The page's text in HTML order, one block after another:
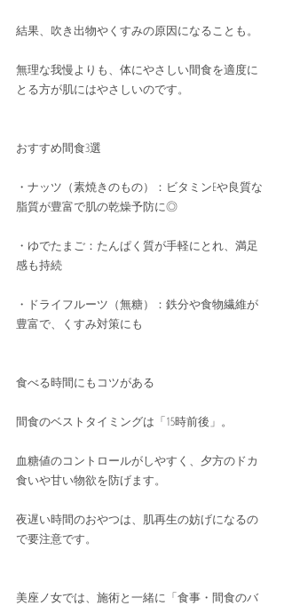
結果、吹き出物やくすみの原因になることも。
無理な我慢よりも、体にやさしい間食を適度に
とる方が肌にはやさしいのです。
おすすめ間食3選
・ナッツ（素焼きのもの）：ビタミンEや良質な
脂質が豊富で肌の乾燥予防に◎
・ゆでたまご：たんぱく質が手軽にとれ、満足
感も持続
・ドライフルーツ（無糖）：鉄分や食物繊維が
豊富で、くすみ対策にも
食べる時間にもコツがある
間食のベストタイミングは「15時前後」。
血糖値のコントロールがしやすく、夕方のドカ
食いや甘い物欲を防げます。
夜遅い時間のおやつは、肌再生の妨げになるの
で要注意です。
美座ノ女では、施術と一緒に「食事・間食のバ